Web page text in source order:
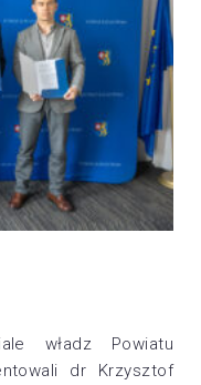
władz Powiatu
dr Krzysztof